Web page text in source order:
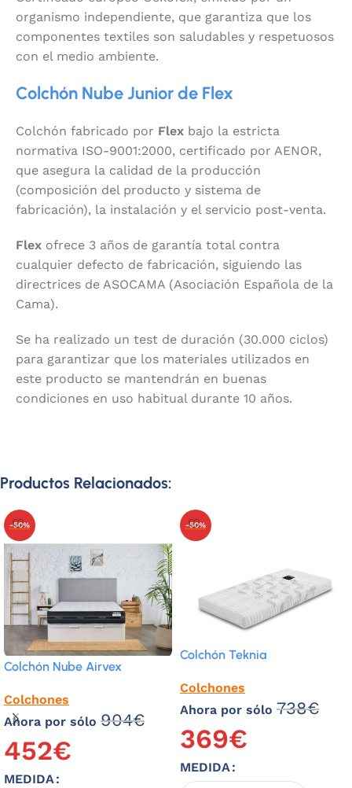
organismo independiente, que garantiza que los
componentes textiles son saludables y respetuosos
con el medio ambiente.
Colchón Nube Junior de Flex
Colchón fabricado por Flex bajo la estricta
normativa ISO-9001:2000, certificado por AENOR,
que asegura la calidad de la producción
(composición del producto y sistema de
fabricación), la instalación y el servicio post-venta.
Flex ofrece 3 años de garantía total contra
cualquier defecto de fabricación, siguiendo las
directrices de ASOCAMA (Asociación Española de la
Cama).
Se ha realizado un test de duración (30.000 ciclos)
para garantizar que los materiales utilizados en
este producto se mantendrán en buenas
condiciones en uso habitual durante 10 años.
Productos Relacionados:
-50%
Colchón Nube Airvex
Colchones
Ahora por sólo 904€
452€
MEDIDA
-50%
Colchón Teknia
Colchones
Ahora por sólo 738€
369€
MEDIDA